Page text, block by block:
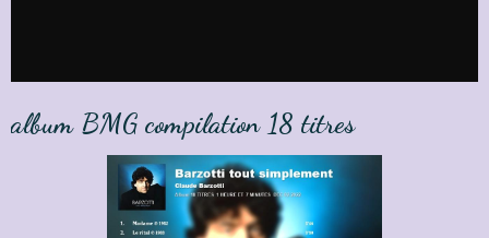
album BMG compilation 18 titres